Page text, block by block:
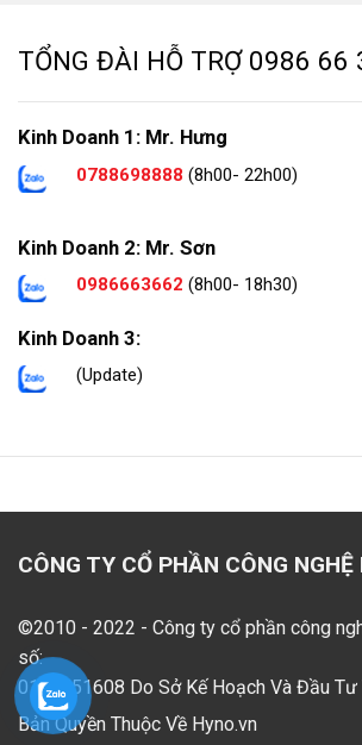
TỔNG ĐÀI HỖ TRỢ 0986 66
Kinh Doanh 1: Mr. Hưng
0788698888 (8h00- 22h00)
Kinh Doanh 2: Mr. Sơn
0986663662 (8h00- 18h30)
Kinh Doanh 3:
(Update)
CÔNG TY CỔ PHẦN CÔNG
©2010 - 2022 - Công ty cổ phần công
số:
0109551608 Do Sở Kế Hoạch Và Đầu Tư
Bản Quyền Thuộc Về Hyno.vn